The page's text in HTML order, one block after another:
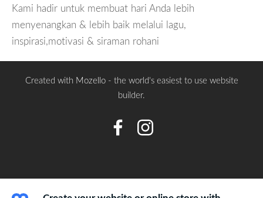
Kami hadir untuk membuat hari Anda lebih
menyenangkan & lebih baik melalui lagu,
inspirasi,motivasi & siraman rohani
Created with Mozello- the world's easiest to use website
builder.